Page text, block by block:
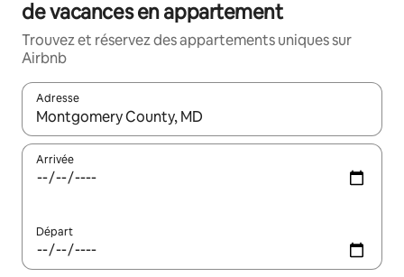
de vacances en appartement
Trouvez et réservez des appartements uniques sur
Airbnb
Adresse
Lorsque les résultats s'affichent, utilisez les flèches vers le
Arrivée
Départ